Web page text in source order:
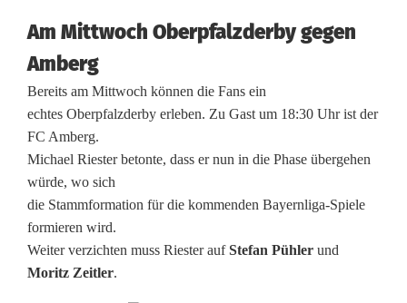
g
S
V
:
M
a
c
h
Am Mittwoch Oberpfalzderby gegen
Amberg
Bereits am Mittwoch können die Fans ein
echtes Oberpfalzderby erleben. Zu Gast um 18:30 Uhr ist der
FC Amberg.
Michael Riester betonte, dass er nun in die Phase übergehen
würde, wo sich
die Stammformation für die kommenden Bayernliga-Spiele
formieren wird.
Weiter verzichten muss Riester aufStefan Pühler und
Moritz Zeitler.